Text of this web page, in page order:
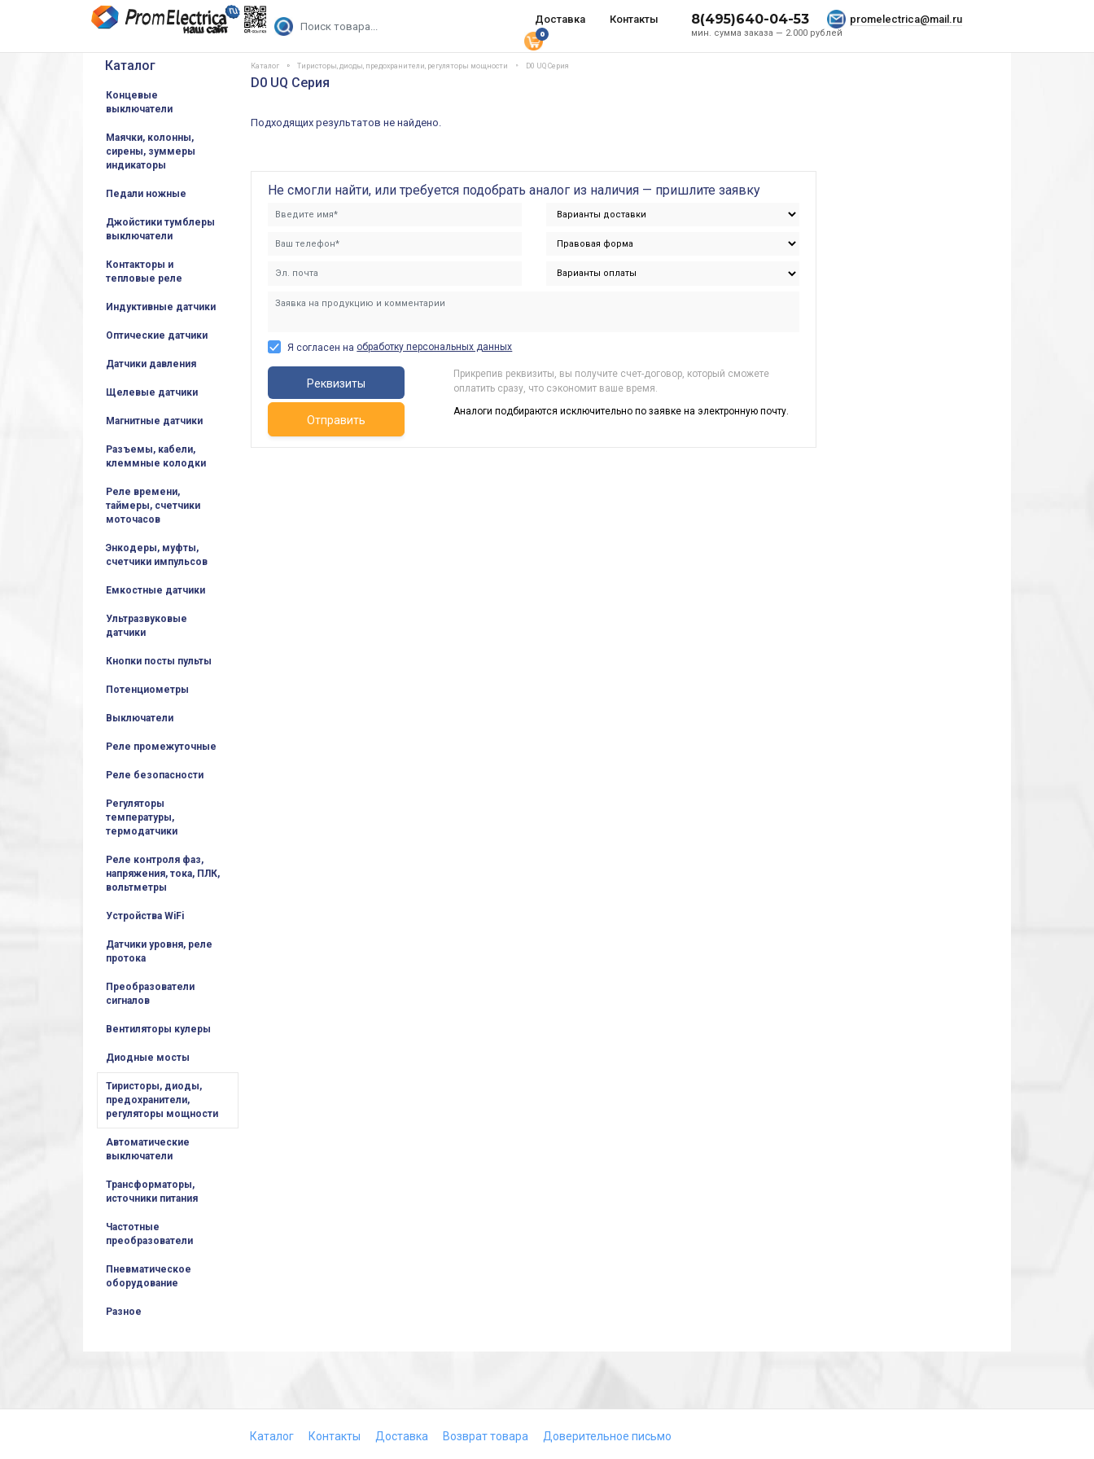
Доставка Контакты
мин. сумма заказа — 2.000 рублей
8(495)640-04-53 promelectrica@mail.ru
0
Каталог
Концевые
выключатели
Маячки, колонны,
сирены, зуммеры
индикаторы
Педали ножные
Джойстики тумблеры
выключатели
Контакторы и
тепловые реле
Индуктивные датчики
Оптические датчики
Датчики давления
Щелевые датчики
Магнитные датчики
Разъемы, кабели,
клеммные колодки
Реле времени,
таймеры, счетчики
моточасов
Энкодеры, муфты,
счетчики импульсов
Емкостные датчики
Ультразвуковые
датчики
Кнопки посты пульты
Потенциометры
Выключатели
Реле промежуточные
Реле безопасности
Регуляторы
температуры,
термодатчики
Реле контроля фаз,
напряжения, тока, ПЛК,
вольтметры
Устройства WiFi
Датчики уровня, реле
протока
Преобразователи
сигналов
Вентиляторы кулеры
Диодные мосты
Тиристоры, диоды,
предохранители,
регуляторы мощности
Автоматические
выключатели
Трансформаторы,
источники питания
Частотные
преобразователи
Пневматическое
оборудование
Разное
Каталог Тиристоры, диоды, предохранители, регуляторы мощности D0 UQ Серия
D0 UQ Серия
Подходящих результатов не найдено.
Не смогли найти, или требуется подобрать аналог из наличия — пришлите заявку
Я согласен на обработку персональных данных
Реквизиты
Прикрепив реквизиты, вы получите счет-договор, который сможете
оплатить сразу, что сэкономит ваше время.
Отправить
Аналоги подбираются исключительно по заявке на электронную почту.
Каталог Контакты Доставка Возврат товара Доверительное письмо